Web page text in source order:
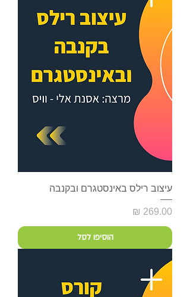
עיצוב רילס באינסטגרם ובקנבה
מחיר
הוסיפו לסל